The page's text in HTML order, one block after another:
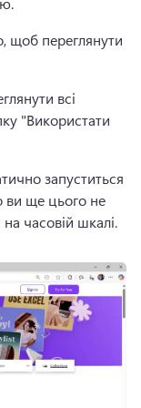
щоб переглянути
всі
"Використати
запуститься
ви ще цього не
часовій шкалі.